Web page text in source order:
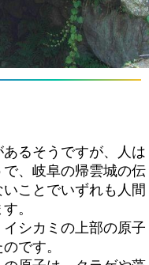
るそうですが、人は
、岐阜の帰雲城の伝
ことでいずれも人間
。
シカミの上部の原子
です。